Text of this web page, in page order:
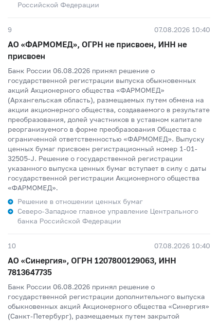
Российской Федерации
9 07.08.2026 10:40
АО «ФАРМОМЕД», ОГРН не присвоен, ИНН не
присвоен
Банк России 06.08.2026 принял решение о
государственной регистрации выпуска обыкновенных
акций Акционерного общества «ФАРМОМЕД»
(Архангельская область), размещаемых путем обмена на
акции акционерного общества, создаваемого в результате
преобразования, долей участников в уставном капитале
реорганизуемого в форме преобразования Общества с
ограниченной ответственностью «ФАРМОМЕД». Выпуску
ценных бумаг присвоен регистрационный номер 1-01-
32505-J. Решение о государственной регистрации
указанного выпуска ценных бумаг вступает в силу с даты
государственной регистрации Акционерного общества
«ФАРМОМЕД».
Решение в отношении ценных бумаг
Северо-Западное главное управление Центрального
банка Российской Федерации
10 07.08.2026 10:40
АО «Синергия», ОГРН 1207800129063, ИНН
7813647735
Банк России 06.08.2026 принял решение о
государственной регистрации дополнительного выпуска
обыкновенных акций Акционерного общества «Синергия»
(Санкт-Петербург), размещаемых путем закрытой